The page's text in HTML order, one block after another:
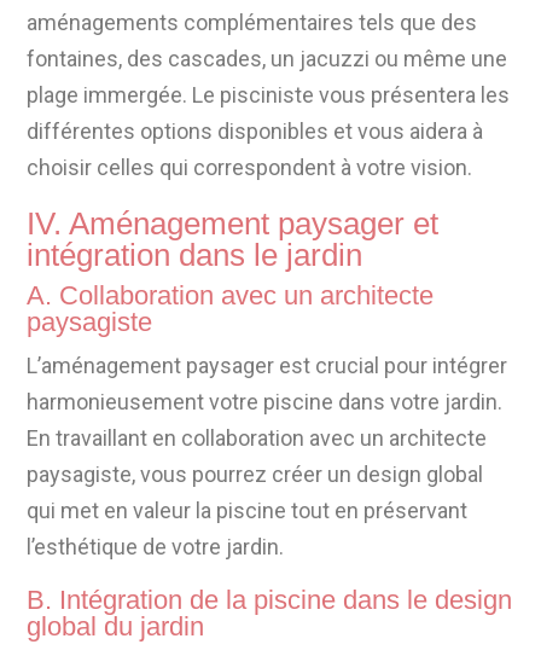
aménagements complémentaires tels que des
fontaines, des cascades, un jacuzzi ou même une
plage immergée. Le pisciniste vous présentera les
différentes options disponibles et vous aidera à
choisir celles qui correspondent à votre vision.
IV. Aménagement paysager et
intégration dans le jardin
A. Collaboration avec un architecte
paysagiste
L’aménagement paysager est crucial pour intégrer
harmonieusement votre piscine dans votre jardin.
En travaillant en collaboration avec un architecte
paysagiste, vous pourrez créer un design global
qui met en valeur la piscine tout en préservant
l’esthétique de votre jardin.
B. Intégration de la piscine dans le design
global du jardin